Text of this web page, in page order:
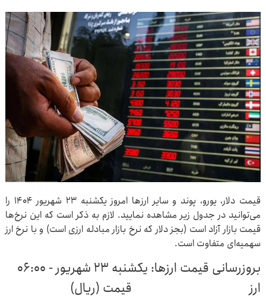
قیمت دلار، یورو، پوند و سایر ارزها امروز یکشنبه ۲۳ شهریور ۱۴۰۴ را
می‌توانید در جدول زیر مشاهده نمایید. لازم به ذکر است که این نرخ‌ها
قیمت بازار آزاد است (بجز دلار که نرخ بازار مبادله ارزی است) و با نرخ ارز
سهمیه‌ای متفاوت است.
بروزرسانی قیمت ارزها: یکشنبه ۲۳ شهریور - ۰۶:۰۰
ارز
قیمت (ریال)